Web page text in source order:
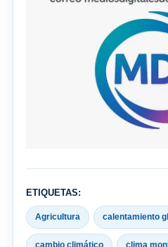
ETIQUETAS:
Agricultura calentamiento